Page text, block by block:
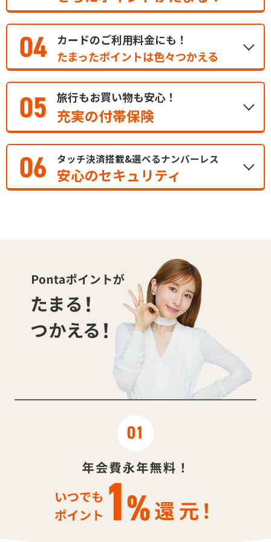
04
カードのご利用料金にも！
たまったポイントは色々つかえる
05 旅行もお買い物も安心！
充実の付帯保険
06 タッチ決済搭載&選べるナンバーレス
安心のセキュリティ